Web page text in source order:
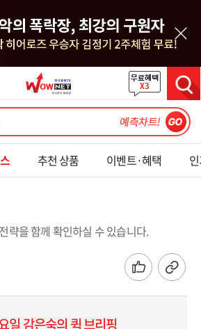
닫기
추천 상품 이벤트·혜택
략을 함께 확인하실 수 있습니다.
감은숙의 퀵 브리핑